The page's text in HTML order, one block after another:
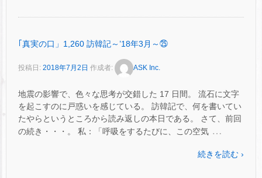
｢真実の口」1,260 訪韓記～’18年3月～㉕
投稿日: 2018年7月2日 作成者: ASK Inc.
地震の影響で、色々な思考が交錯した 17 日間。 流石に文字
を起こすのに戸惑いを感じている。 訪韓記で、何を書いてい
たやらというところから読み返しの本日である。 さて、前回
の続き・・・。 私：「呼吸をするたびに、この空気 …
続きを読む ›